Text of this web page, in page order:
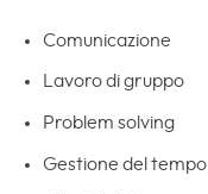
Comunicazione
Lavoro di gruppo
Problem solving
Gestione del tempo